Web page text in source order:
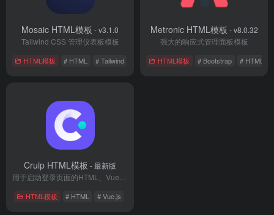
Mosaic HTML模板 - v3.1.0
Tailwind CSS 管理仪表板模板
HTML模板 # HTML # Tailwind # Vue.js
Metronic HTML模板 - v8.0.32
强大的响应式管理面板模板
HTML模板 # Bootstrap # HTML
Cruip HTML模板 - 最新版
HTML模板 # HTML # Vue.js